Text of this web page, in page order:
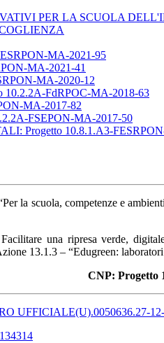
PER LA SCUOLA
MA-2021-95
MA-2021-41
MA-2020-12
FdRPOC-MA-2018-63
MA-2017-82
FSEPON-MA-2017-50
Progetto 10.8.1.A3-
la scuola, competenze e
una ripresa verde,
13.1.3 – “Edugreen:
CNP: Progetto
UFFICIALE(U).0050636.27-12-